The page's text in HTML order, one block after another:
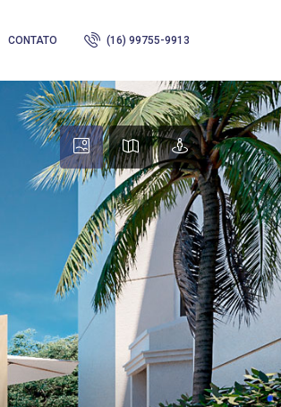
CONTATO (16) 99755-9913